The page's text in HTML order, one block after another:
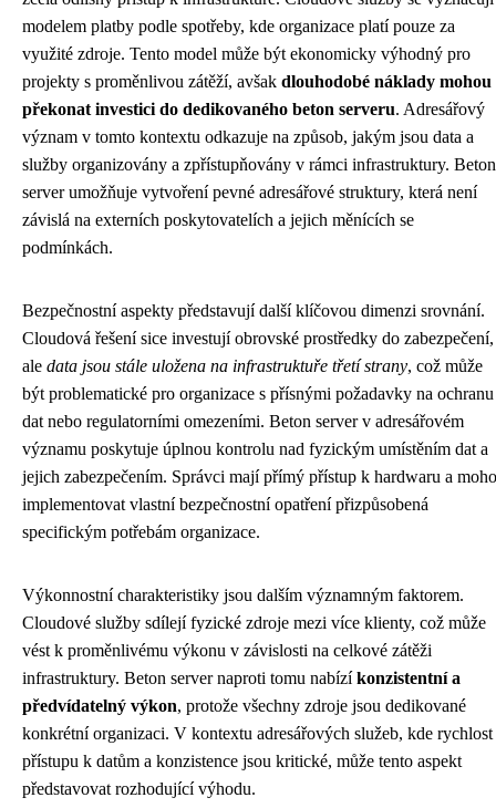
modelem platby podle spotřeby, kde organizace platí pouze za
využité zdroje. Tento model může být ekonomicky výhodný pro
projekty s proměnlivou zátěží, avšak dlouhodobé náklady mohou
překonat investici do dedikovaného beton serveru. Adresářový
význam v tomto kontextu odkazuje na způsob, jakým jsou data a
služby organizovány a zpřístupňovány v rámci infrastruktury. Beton
server umožňuje vytvoření pevné adresářové struktury, která není
závislá na externích poskytovatelích a jejich měnících se
podmínkách.
Bezpečnostní aspekty představují další klíčovou dimenzi srovnání.
Cloudová řešení sice investují obrovské prostředky do zabezpečení,
ale data jsou stále uložena na infrastruktuře třetí strany, což může
být problematické pro organizace s přísnými požadavky na ochranu
dat nebo regulatorními omezeními. Beton server v adresářovém
významu poskytuje úplnou kontrolu nad fyzickým umístěním dat a
jejich zabezpečením. Správci mají přímý přístup k hardwaru a
implementovat vlastní bezpečnostní opatření přizpůsobená
specifickým potřebám organizace.
Výkonnostní charakteristiky jsou dalším významným faktorem.
Cloudové služby sdílejí fyzické zdroje mezi více klienty, což může
vést k proměnlivému výkonu v závislosti na celkové zátěži
infrastruktury. Beton server naproti tomu nabízíkonzistentní a
předvídatelný výkon, protože všechny zdroje jsou dedikované
konkrétní organizaci. V kontextu adresářových služeb, kde rychlost
přístupu k datům a konzistence jsou kritické, může tento aspekt
představovat rozhodující výhodu.